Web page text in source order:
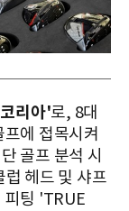
리아'로, 8대
에 접목시켜
골프 분석 시
헤드 및 샤프
피팅 'TRUE